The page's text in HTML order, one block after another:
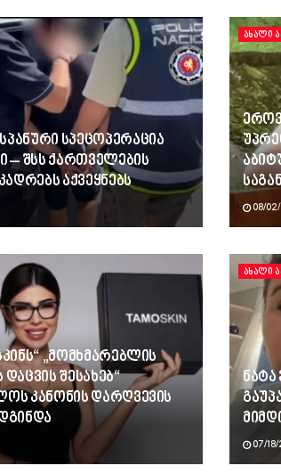
სპეცოპერაცია
– შსს ქართველების
აქვეყნებს
ᲐᲮᲐᲚᲘ
08/
„მომხმარებლის
შესახებ“
კანონის დარღვევის
ᲐᲮᲐᲚᲘ
ნატა
07/